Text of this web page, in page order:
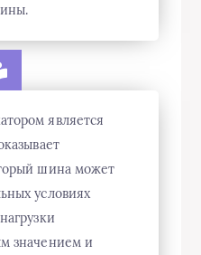
является
шина может
условиях
значением и